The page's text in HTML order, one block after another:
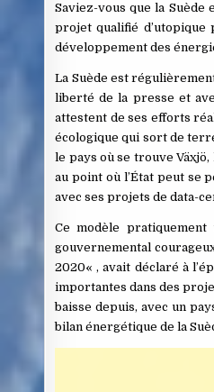
Saviez-vous que la
projet qualifié
développement des
La Suède est
liberté de la presse et
attestent de ses efforts
écologique qui sort de
le pays où se trouve
au point où l’État peut se
avec ses projets de data-
Ce modèle
gouvernemental
2020« , avait déclaré à
importantes dans des
baisse depuis, avec un
bilan énergétique de la